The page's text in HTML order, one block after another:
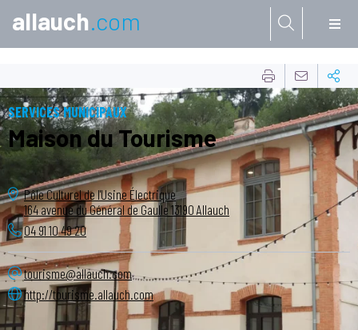
allauch.com
SERVICES MUNICIPAUX
Maison du Tourisme
Pôle Culturel de l'Usine Électrique
164 avenue du Général de Gaulle13190 Allauch
04 91 10 49 20
tourisme@allauch.com
http://tourisme.allauch.com